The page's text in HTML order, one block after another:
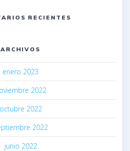
RECIENTES
ARCHIVOS
enero 2023
2022
octubre 2022
2022
junio 2022